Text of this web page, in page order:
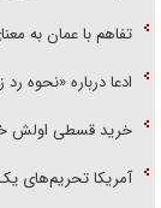
تفاهم با عمان به
ادعا درباره «نحوه
خرید قسطی اولش
آمریکا تحریم‌های